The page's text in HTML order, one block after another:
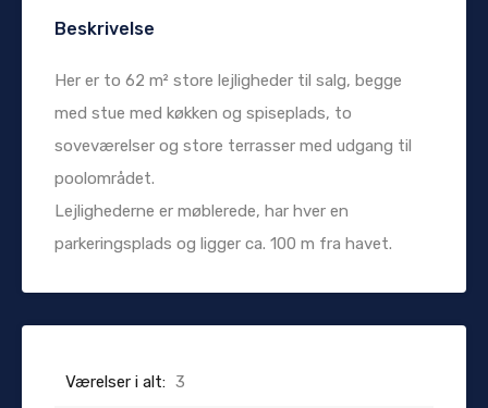
Beskrivelse
Her er to 62 m² store lejligheder til salg, begge
med stue med køkken og spiseplads, to
soveværelser og store terrasser med udgang til
poolområdet.
Lejlighederne er møblerede, har hver en
parkeringsplads og ligger ca. 100 m fra havet.
Værelser i alt: 3